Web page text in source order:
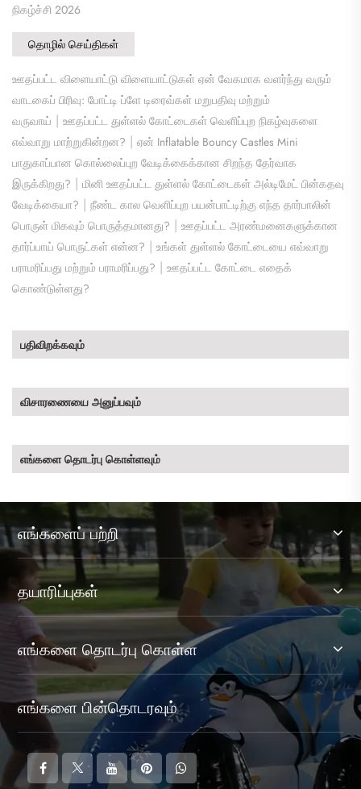
நிகழ்ச்சி 2026
தொழில் செய்திகள்
ஊதப்பட்ட விளையாட்டு விளையாட்டுகள் ஏன் வேகமாக வளர்ந்து வரும்
வாடகைப் பிரிவு: போட்டி ப்ளே டிரைவ்கள் மறுபதிவு மற்றும்
வருவாய் | ஊதப்பட்ட துள்ளல் கோட்டைகள் வெளிப்புற நிகழ்வுகளை
எவ்வாறு மாற்றுகின்றன? | ஏன் Inflatable Bouncy Castles Mini
பாதுகாப்பான கொல்லைப்புற வேடிக்கைக்கான சிறந்த தேர்வாக
இருக்கிறது? | மினி ஊதப்பட்ட துள்ளல் கோட்டைகள் அல்டிமேட் பின்கதவு
வேடிக்கையா? | நீண்ட கால வெளிப்புற பயன்பாட்டிற்கு எந்த தார்பாலின்
பொருள் மிகவும் பொருத்தமானது? | ஊதப்பட்ட அரண்மனைகளுக்கான
தார்ப்பாய் பொருட்கள் என்ன? | உங்கள் துள்ளல் கோட்டையை எவ்வாறு
பராமரிப்பது மற்றும் பராமரிப்பது? | ஊதப்பட்ட கோட்டை எதைக்
கொண்டுள்ளது?
பதிவிறக்கவும்
விசாரணையை அனுப்பவும்
எங்களை தொடர்பு கொள்ளவும்
எங்களைப் பற்றி
தயாரிப்புகள்
எங்களை தொடர்பு கொள்ள
எங்களை பின்தொடரவும்